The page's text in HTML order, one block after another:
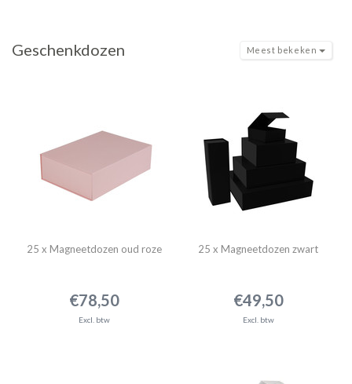
Geschenkdozen Meest bekeken
25 x Magneetdozen oud roze
€78,50
Excl. btw
25 x Magneetdozen zwart
€49,50
Excl. btw